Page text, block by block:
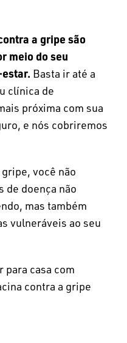
a gripe são
meio do seu
Basta ir até a
clínica de
próxima com sua
e nós cobriremos
você não
de doença não
mas também
vulneráveis ​​ao seu
para casa com
contra a gripe